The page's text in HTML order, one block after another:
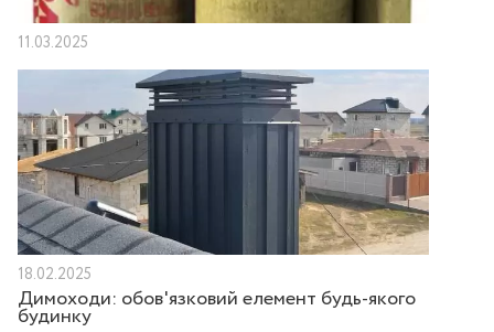
11.03.2025
18.02.2025
Димоходи: обов'язковий елемент будь-якого
будинку